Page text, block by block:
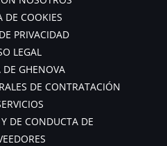
DE COOKIES
PRIVACIDAD
LEGAL
DE GHENOVA
DE CONTRATACIÓN
DE CONDUCTA DE